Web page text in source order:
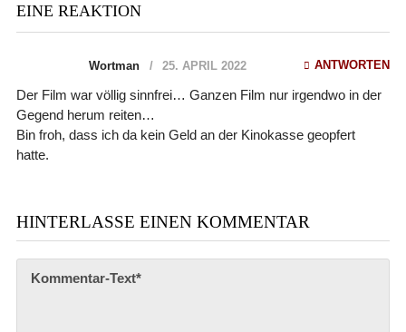
EINE REAKTION
Wortman 25. APRIL 2022 ANTWORTEN
Der Film war völlig sinnfrei… Ganzen Film nur irgendwo in der
Gegend herum reiten…
Bin froh, dass ich da kein Geld an der Kinokasse geopfert
hatte.
HINTERLASSE EINEN KOMMENTAR